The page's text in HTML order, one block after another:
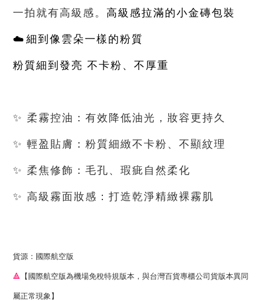
一拍就有高級感。 高級感拉滿的小金磚包裝
☁ 細到像雲朵一樣的粉質
粉質細到發亮 不卡粉、不厚重
✨ 柔霧控油：有效降低油光，妝容更持久
✨ 輕盈貼膚：粉質細緻不卡粉、不顯紋理
✨ 柔焦修飾：毛孔、瑕疵自然柔化
✨ 高級霧面妝感：打造乾淨精緻裸霧肌
貨源：國際航空版
🔺 【國際航空版為機場免稅特規版本，與台灣百貨專櫃公司貨版本異同
屬正常現象】